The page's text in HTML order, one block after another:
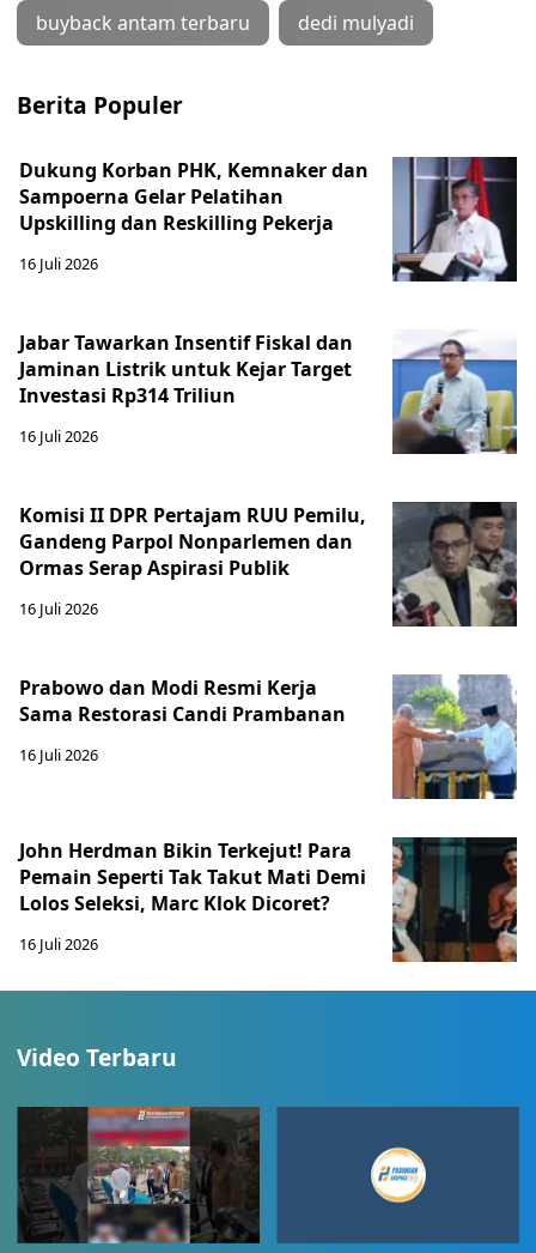
buyback antam terbaru dedi mulyadi
Berita Populer
Dukung Korban PHK, Kemnaker dan
Sampoerna Gelar Pelatihan
Upskilling dan Reskilling Pekerja
16 Juli 2026
Jabar Tawarkan Insentif Fiskal dan
Jaminan Listrik untuk Kejar Target
Investasi Rp314 Triliun
16 Juli 2026
Komisi II DPR Pertajam RUU Pemilu,
Gandeng Parpol Nonparlemen dan
Ormas Serap Aspirasi Publik
16 Juli 2026
Prabowo dan Modi Resmi Kerja
Sama Restorasi Candi Prambanan
16 Juli 2026
John Herdman Bikin Terkejut! Para
Pemain Seperti Tak Takut Mati Demi
Lolos Seleksi, Marc Klok Dicoret?
16 Juli 2026
Video Terbaru